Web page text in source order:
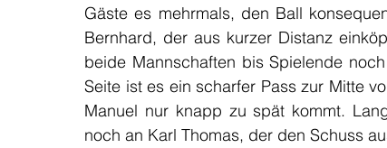
Gäste es mehrmals, den Ball
Bernhard, der aus kurzer Distanz
beide Mannschaften bis Spielende
Seite ist es ein scharfer Pass zur Mitte
Manuel nur knapp zu spät kommt.
noch an Karl Thomas, der den Schuss